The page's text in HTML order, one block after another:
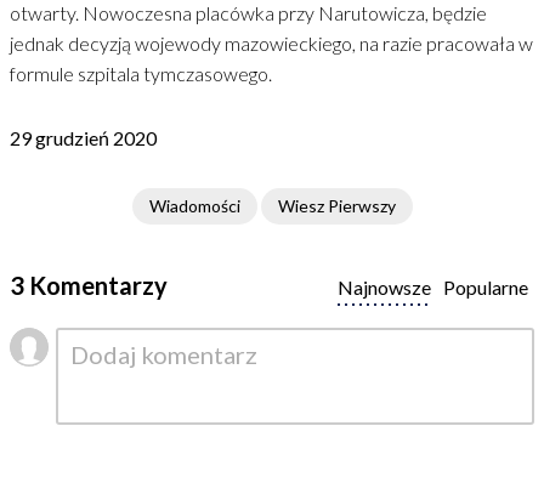
otwarty. Nowoczesna placówka przy Narutowicza, będzie
jednak decyzją wojewody mazowieckiego, na razie pracowała w
formule szpitala tymczasowego.
29 grudzień 2020
Wiadomości Wiesz Pierwszy
3 Komentarzy Popularne
Najnowsze